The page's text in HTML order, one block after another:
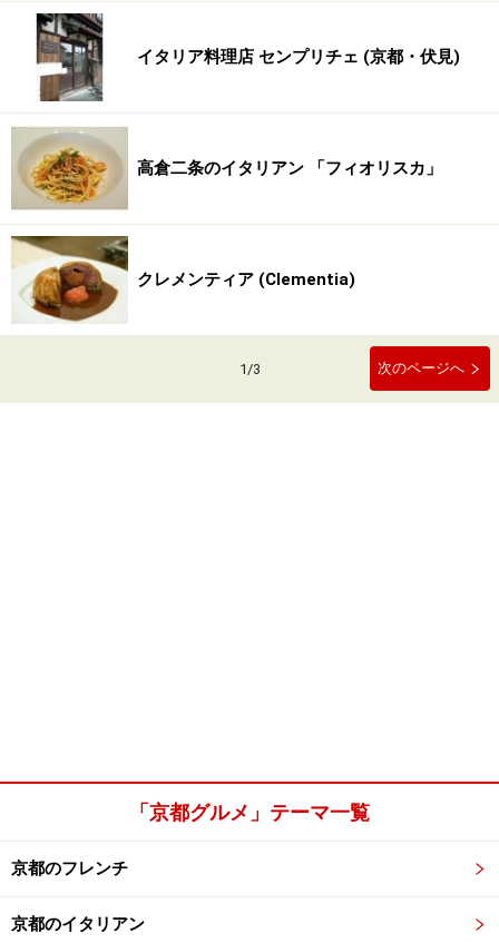
イタリア料理店 センプリチェ (京都・伏見)
高倉二条のイタリアン 「フィオリスカ」
クレメンティア (Clementia)
1/3 次のページへ
「京都グルメ」テーマ一覧
京都のフレンチ
京都のイタリアン